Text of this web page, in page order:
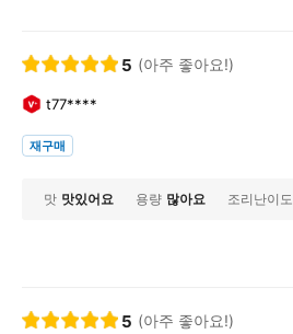
5 (아주 좋아요!)
t77****
재구매
맛 맛있어요 용량 많아요 조리난이도
5 (아주 좋아요!)